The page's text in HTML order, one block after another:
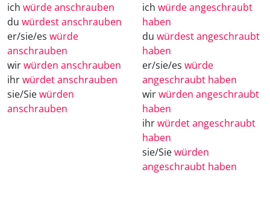
ich würde anschrauben
du würdest anschrauben
er/sie/es würde
anschrauben
wirwürden anschrauben
ihrwürdet anschrauben
sie/Siewürden
anschrauben
ich würde angeschraubt
haben
du würdest angeschraubt
haben
er/sie/es würde
angeschraubt haben
wirwürden angeschraubt
haben
ihrwürdet angeschraubt
haben
sie/Siewürden
angeschraubt haben